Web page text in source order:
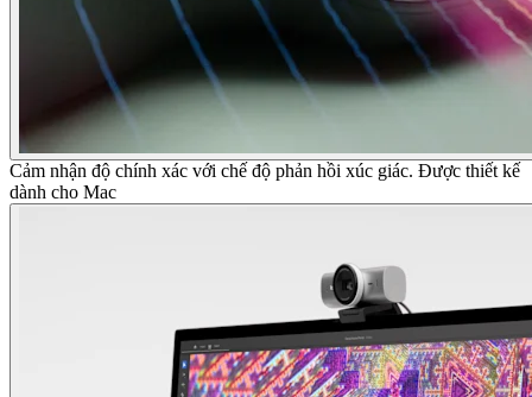
Cảm nhận độ chính xác với chế độ phản hồi xúc giác. Được thiết kế
dành cho Mac